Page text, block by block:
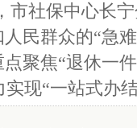
市社保中心长
民群众的“急
聚焦“退休一
现“一站式办